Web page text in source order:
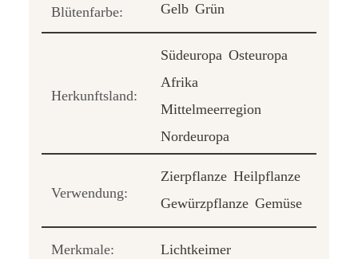
Blütenfarbe: Gelb Grün
Herkunftsland:
Südeuropa Osteuropa
Afrika
Mittelmeerregion
Nordeuropa
Verwendung:
Zierpflanze Heilpflanze
Gewürzpflanze Gemüse
Merkmale: Lichtkeimer